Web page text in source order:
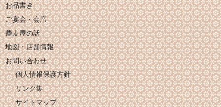
お品書き
ご宴会・会席
蕎麦屋の話
地図・店舗情報
お問い合わせ
個人情報保護方針
リンク集
サイトマップ